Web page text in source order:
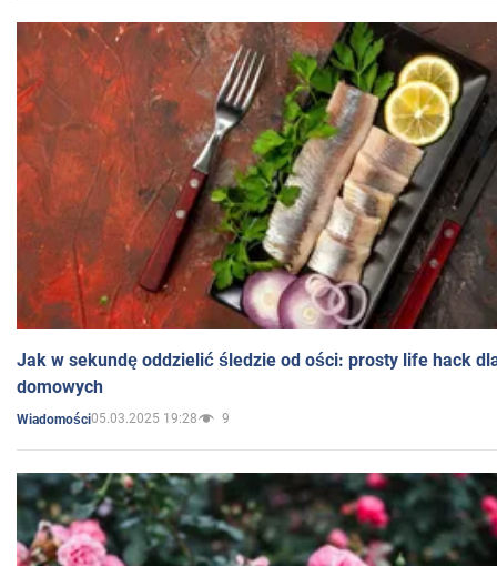
Jak w sekundę oddzielić śledzie od ości: prosty life hack
domowych
Wiadomości05.03.2025 19:28 9